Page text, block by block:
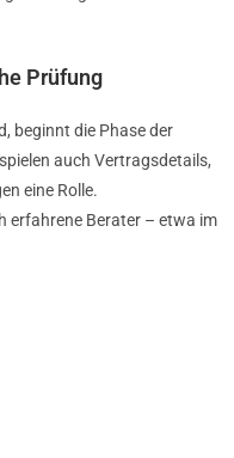
Prüfung
beginnt die Phase der
auch Vertragsdetails,
eine Rolle.
erfahrene Berater – etwa im